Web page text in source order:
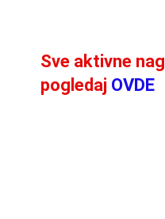
Sve aktivne
pogledaj OVDE